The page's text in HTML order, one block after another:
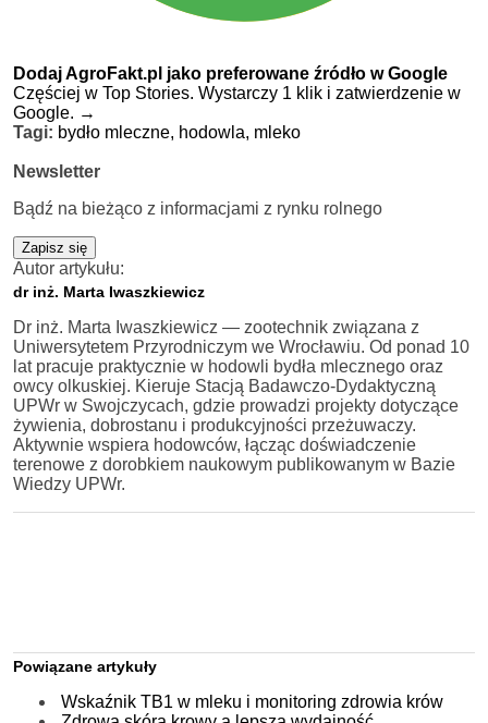
Dodaj AgroFakt.pl jako preferowane źródło w Google
Częściej w Top Stories. Wystarczy 1 klik i zatwierdzenie w
Google. →
Tagi: bydło mleczne, hodowla, mleko
Newsletter
Bądź na bieżąco z informacjami z rynku rolnego
Zapisz się
Autor artykułu:
dr inż. Marta Iwaszkiewicz
Dr inż. Marta Iwaszkiewicz — zootechnik związana z
Uniwersytetem Przyrodniczym we Wrocławiu. Od ponad 10
lat pracuje praktycznie w hodowli bydła mlecznego oraz
owcy olkuskiej. Kieruje Stacją Badawczo-Dydaktyczną
UPWr w Swojczycach, gdzie prowadzi projekty dotyczące
żywienia, dobrostanu i produkcyjności przeżuwaczy.
Aktywnie wspiera hodowców, łącząc doświadczenie
terenowe z dorobkiem naukowym publikowanym w Bazie
Wiedzy UPWr.
Powiązane artykuły
Wskaźnik TB1 w mleku i monitoring zdrowia krów